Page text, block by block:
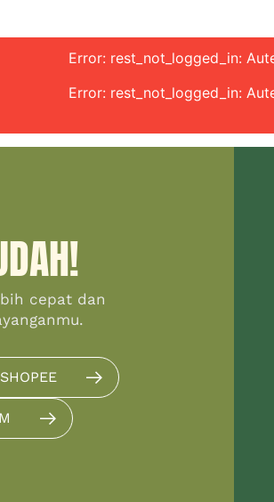
Error: rest_not_logged_in:
Error: rest_not_logged_in:
cepat dan
SHOPEE